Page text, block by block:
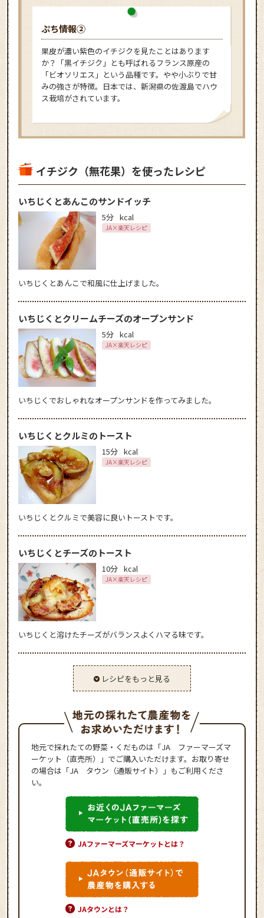
ぷち情報②
果皮が濃い紫色のイチジクを見たことはあります
か？「黒イチジク」とも呼ばれるフランス原産の
「ビオソリエス」という品種です。やや小ぶりで甘
みの強さが特徴。日本では、新潟県の佐渡島でハウ
ス栽培がされています。
イチジク（無花果）を使ったレシピ
いちじくとあんこのサンドイッチ
5分 kcal
JA×楽天レシピ
いちじくとあんこで和風に仕上げました。
いちじくとクリームチーズのオープンサンド
5分 kcal
JA×楽天レシピ
いちじくでおしゃれなオープンサンドを作ってみました。
いちじくとクルミのトースト
15分 kcal
JA×楽天レシピ
いちじくとクルミで美容に良いトーストです。
いちじくとチーズのトースト
10分 kcal
JA×楽天レシピ
いちじくと溶けたチーズがバランスよくハマる味です。
レシピをもっと見る
地元で採れたての野菜・くだものは「JA ファーマーズマ
ーケット（直売所）」でご購入いただけます。お取り寄せ
の場合は「JA タウン（通販サイト）」もご利用くださ
い。
JAファーマーズマーケットとは？
JAタウンとは？